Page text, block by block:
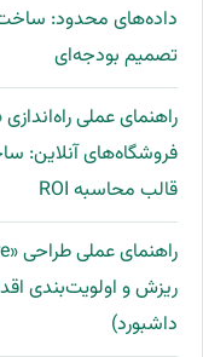
داده‌های محدود:
تصمیم بودجه‌ای
فروشگاه‌های آنلاین:
قالب محاسبه ROI
ریزش و اولویت‌بندی
داشبورد)